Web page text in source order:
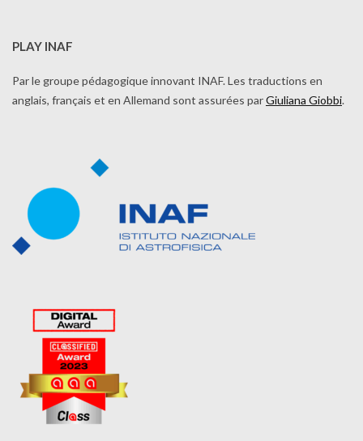
PLAY INAF
Par le groupe pédagogique innovant INAF. Les traductions en
anglais, français et en Allemand sont assurées parGiuliana Giobbi.